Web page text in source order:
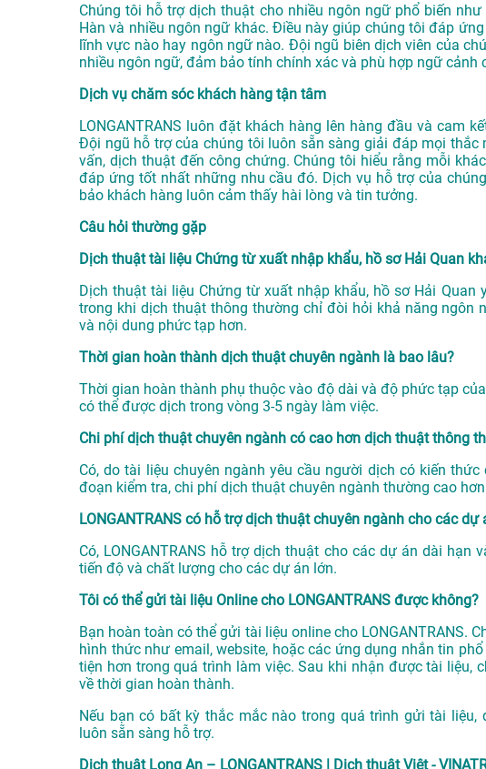
Chúng tôi hỗ trợ dịch thuật cho nhiều ngôn ngữ phổ biến
Hàn và nhiều ngôn ngữ khác. Điều này giúp chúng tôi đáp
lĩnh vực nào hay ngôn ngữ nào. Đội ngũ biên dịch viên của
nhiều ngôn ngữ, đảm bảo tính chính xác và phù hợp ngữ cảnh
Dịch vụ chăm sóc khách hàng tận tâm
LONGANTRANS luôn đặt khách hàng lên hàng đầu và cam
Đội ngũ hỗ trợ của chúng tôi luôn sẵn sàng giải đáp mọi
vấn, dịch thuật đến công chứng. Chúng tôi hiểu rằng mỗi
đáp ứng tốt nhất những nhu cầu đó. Dịch vụ hỗ trợ của
bảo khách hàng luôn cảm thấy hài lòng và tin tưởng.
Câu hỏi thường gặp
Dịch thuật tài liệu Chứng từ xuất nhập khẩu, hồ sơ Hải Quan
Dịch thuật tài liệu Chứng từ xuất nhập khẩu, hồ sơ Hải
trong khi dịch thuật thông thường chỉ đòi hỏi khả năng ngôn
và nội dung phức tạp hơn.
Thời gian hoàn thành dịch thuật chuyên ngành là bao lâu?
Thời gian hoàn thành phụ thuộc vào độ dài và độ phức tạp
có thể được dịch trong vòng 3-5 ngày làm việc.
Chi phí dịch thuật chuyên ngành có cao hơn dịch thuật thông
Có, do tài liệu chuyên ngành yêu cầu người dịch có kiến
đoạn kiểm tra, chi phí dịch thuật chuyên ngành thường cao
LONGANTRANS có hỗ trợ dịch thuật chuyên ngành cho các
Có, LONGANTRANS hỗ trợ dịch thuật cho các dự án dài
tiến độ và chất lượng cho các dự án lớn.
Tôi có thể gửi tài liệu Online cho LONGANTRANS được không?
Bạn hoàn toàn có thể gửi tài liệu online cho LONGANTRANS.
hình thức như email, website, hoặc các ứng dụng nhắn tin
tiện hơn trong quá trình làm việc. Sau khi nhận được tài liệu,
về thời gian hoàn thành.
Nếu bạn có bất kỳ thắc mắc nào trong quá trình gửi tài liệu,
luôn sẵn sàng hỗ trợ.
Dịch thuật Long An – LONGANTRANS | Dịch thuật Việt -